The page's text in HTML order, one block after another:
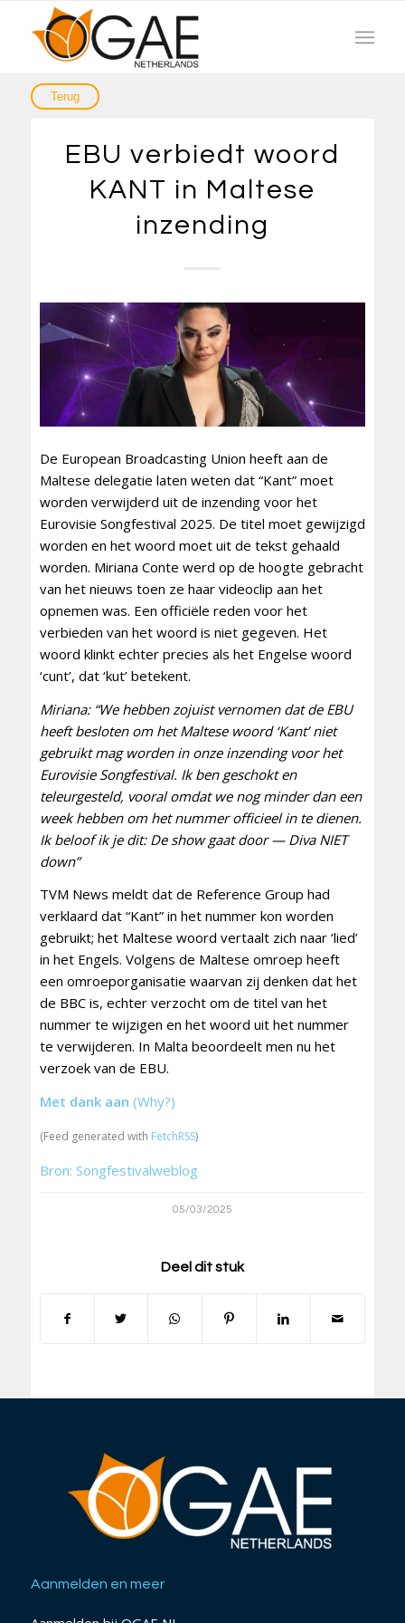
EBU verbiedt woord
KANT in Maltese
inzending
De European Broadcasting Union heeft aan de
Maltese delegatie laten weten dat “Kant” moet
worden verwijderd uit de inzending voor het
Eurovisie Songfestival 2025. De titel moet gewijzigd
worden en het woord moet uit de tekst gehaald
worden. Miriana Conte werd op de hoogte gebracht
van het nieuws toen ze haar videoclip aan het
opnemen was. Een officiële reden voor het
verbieden van het woord is niet gegeven. Het
woord klinkt echter precies als het Engelse woord
‘cunt’, dat ‘kut’ betekent.
Miriana: “We hebben zojuist vernomen dat de EBU
heeft besloten om het Maltese woord ‘Kant’ niet
gebruikt mag worden in onze inzending voor het
Eurovisie Songfestival. Ik ben geschokt en
teleurgesteld, vooral omdat we nog minder dan een
week hebben om het nummer officieel in te dienen.
Ik beloof ik je dit: De show gaat door — Diva NIET
down”
TVM News meldt dat de Reference Group had
verklaard dat “Kant” in het nummer kon worden
gebruikt; het Maltese woord vertaalt zich naar ‘lied’
in het Engels. Volgens de Maltese omroep heeft
een omroeporganisatie waarvan zij denken dat het
de BBC is, echter verzocht om de titel van het
nummer te wijzigen en het woord uit het nummer
te verwijderen. In Malta beoordeelt men nu het
verzoek van de EBU.
Met dank aan (Why?)
(Feed generated with FetchRSS)
Bron: Songfestivalweblog
05/03/2025
Deel dit stuk
Aanmelden en meer